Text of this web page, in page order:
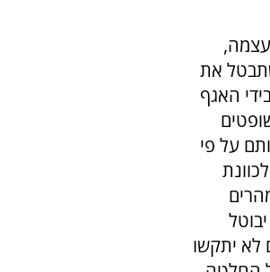
את
האגף
על פי
לא יתקשו